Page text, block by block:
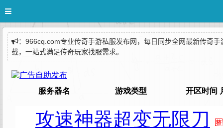
：966cq.com专业传奇手游私服发布网，每日同步全网最新传奇
载，一站式满足传奇玩家找服需求。